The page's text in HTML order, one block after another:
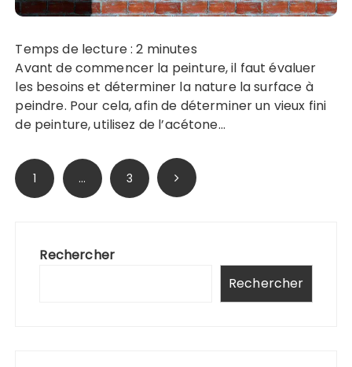
Temps de lecture :2 minutes
Avant de commencer la peinture, il faut évaluer
les besoins et déterminer la nature la surface à
peindre. Pour cela, afin de déterminer un vieux fini
de peinture, utilisez de l’acétone…
Pagination
des
1 … 3
Rechercher
Rechercher